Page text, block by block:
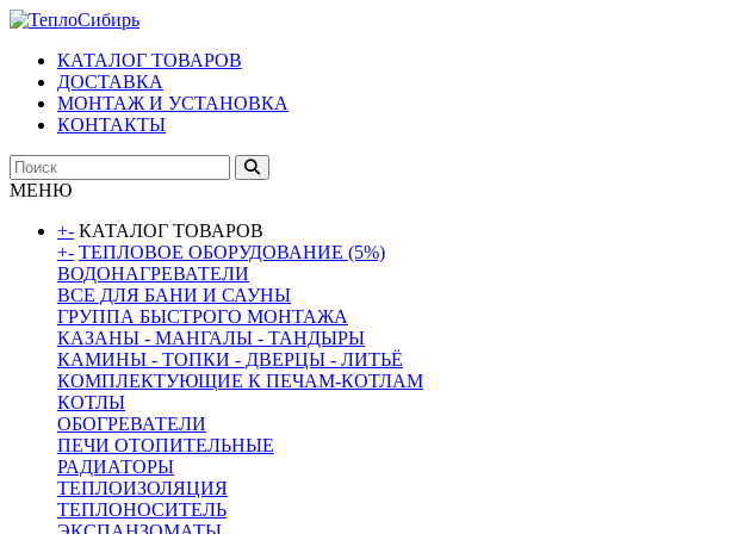
КАТАЛОГ ТОВАРОВ
ДОСТАВКА
МОНТАЖ И УСТАНОВКА
КОНТАКТЫ
МЕНЮ
+- КАТАЛОГ ТОВАРОВ
+- ТЕПЛОВОЕ ОБОРУДОВАНИЕ (5%)
ВОДОНАГРЕВАТЕЛИ
ВСЕ ДЛЯ БАНИ И САУНЫ
ГРУППА БЫСТРОГО МОНТАЖА
КАЗАНЫ - МАНГАЛЫ - ТАНДЫРЫ
КАМИНЫ - ТОПКИ - ДВЕРЦЫ - ЛИТЬЁ
КОМПЛЕКТУЮЩИЕ К ПЕЧАМ-КОТЛАМ
КОТЛЫ
ОБОГРЕВАТЕЛИ
ПЕЧИ ОТОПИТЕЛЬНЫЕ
РАДИАТОРЫ
ТЕПЛОИЗОЛЯЦИЯ
ТЕПЛОНОСИТЕЛЬ